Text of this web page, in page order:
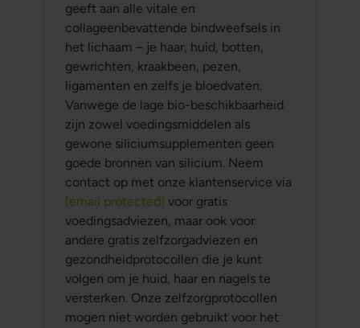
geeft aan alle vitale en
collageenbevattende bindweefsels in
het lichaam – je haar, huid, botten,
gewrichten, kraakbeen, pezen,
ligamenten en zelfs je bloedvaten.
Vanwege de lage bio-beschikbaarheid
zijn zowel voedingsmiddelen als
gewone siliciumsupplementen geen
goede bronnen van silicium. Neem
contact op met onze klantenservice via
[email protected] voor gratis
voedingsadviezen, maar ook voor
andere gratis zelfzorgadviezen en
gezondheidprotocollen die je kunt
volgen om je huid, haar en nagels te
versterken. Onze zelfzorgprotocollen
mogen niet worden gebruikt voor het